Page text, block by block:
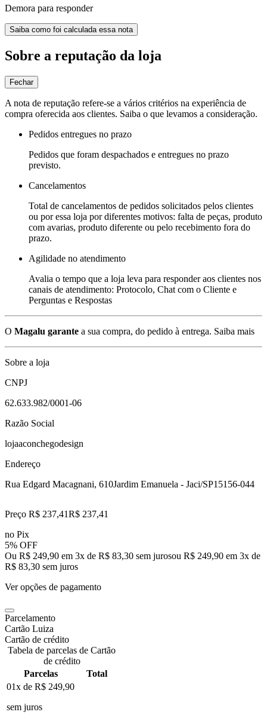
Demora para responder
Saiba como foi calculada essa nota
Sobre a reputação da loja
Fechar
A nota de reputação refere-se a vários critérios na experiência de
compra oferecida aos clientes. Saiba o que levamos a consideração.
Pedidos entregues no prazo
Pedidos que foram despachados e entregues no prazo
previsto.
Cancelamentos
Total de cancelamentos de pedidos solicitados pelos clientes
ou por essa loja por diferentes motivos: falta de peças, produto
com avarias, produto diferente ou pelo recebimento fora do
prazo.
Agilidade no atendimento
Avalia o tempo que a loja leva para responder aos clientes nos
canais de atendimento: Protocolo, Chat com o Cliente e
Perguntas e Respostas
O Magalu garante a sua compra, do pedido à entrega. Saiba mais
Sobre a loja
CNPJ
62.633.982/0001-06
Razão Social
lojaaconchegodesign
Endereço
Rua Edgard Macagnani, 610Jardim Emanuela - Jaci/SP15156-044
Preço R$ 237,41R$ 237,41
no Pix
5% OFF
Ou R$ 249,90 em 3x de R$ 83,30 sem jurosou R$ 249,90 em 3x de
R$ 83,30 sem juros
Ver opções de pagamento
Parcelamento
Cartão Luiza
Cartão de crédito
Tabela de parcelas de Cartão
de crédito
Parcelas
Total
01x de R$ 249,90
sem juros